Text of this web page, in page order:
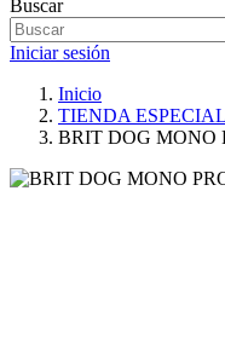
Buscar
Iniciar sesión
Inicio
TIENDA
BRIT DOG MONO